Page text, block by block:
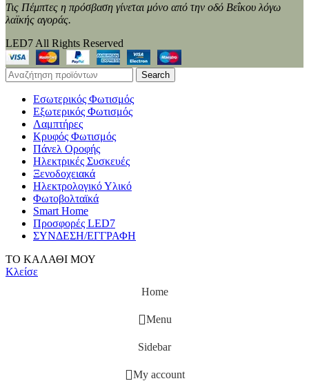
Τις Πέμπτες η πρόσβαση γίνεται μόνο από την οδό Βεΐκου λόγω
λαϊκής αγοράς.
LED7 All Rights Reserved
Search
Εσωτερικός Φωτισμός
Εξωτερικός Φωτισμός
Λαμπτήρες
Κρυφός Φωτισμός
Πάνελ Οροφής
Ηλεκτρικές Συσκευές
Ξενοδοχειακά
Ηλεκτρολογικό Υλικό
Φωτοβολταϊκά
Smart Home
Προσφορές LED7
ΣΥΝΔΕΣΗ/ΕΓΓΡΑΦΗ
ΤΟ ΚΑΛΑΘΙ ΜΟΥ
Κλείσε
Home
Menu
Sidebar
My account